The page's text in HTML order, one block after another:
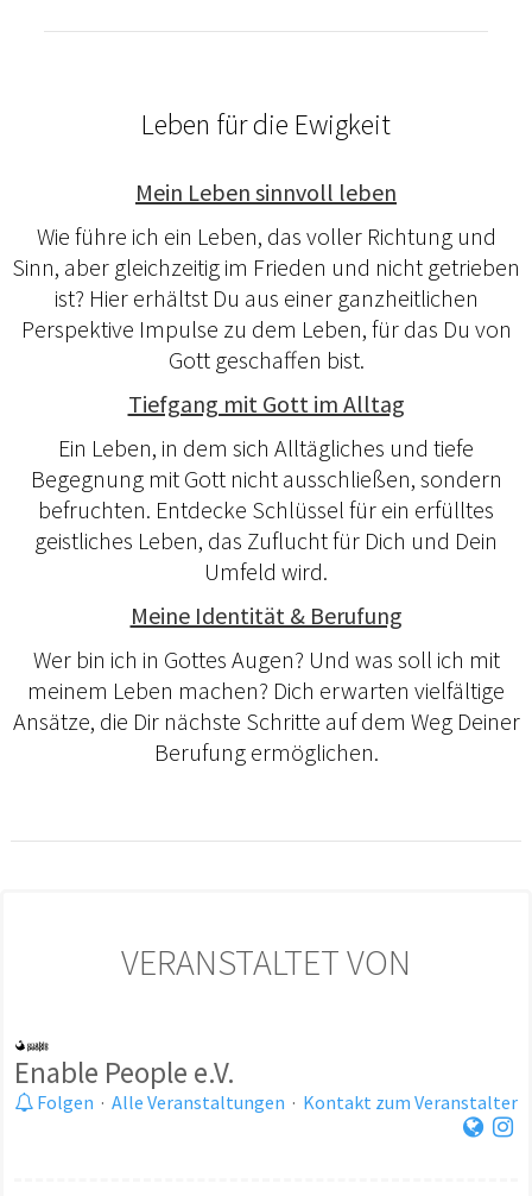
Leben für die Ewigkeit
Mein Leben sinnvoll leben
Wie führe ich ein Leben, das voller Richtung und
Sinn, aber gleichzeitig im Frieden und nicht getrieben
ist? Hier erhältst Du aus einer ganzheitlichen
Perspektive Impulse zu dem Leben, für das Du von
Gott geschaffen bist.
Tiefgang mit Gott im Alltag
Ein Leben, in dem sich Alltägliches und tiefe
Begegnung mit Gott nicht ausschließen, sondern
befruchten. Entdecke Schlüssel für ein erfülltes
geistliches Leben, das Zuflucht für Dich und Dein
Umfeld wird.
Meine Identität & Berufung
Wer bin ich in Gottes Augen? Und was soll ich mit
meinem Leben machen? Dich erwarten vielfältige
Ansätze, die Dir nächste Schritte auf dem Weg Deiner
Berufung ermöglichen.
VERANSTALTET VON
Enable People e.V.
Folgen · Alle Veranstaltungen · Kontakt zum Veranstalter